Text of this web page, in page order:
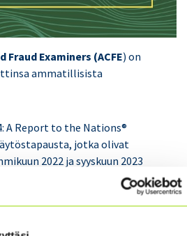
Examiners (ACFE) on
ammatillisista
A Report to the Nations®
jotka olivat
2022 ja syyskuun 2023
ja organisaatiolle.